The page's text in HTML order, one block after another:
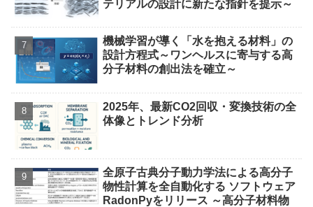
テリアルの設計に新たな指針を提示～
機械学習が導く「水を抱える材料」の
設計方程式～ワンヘルスに寄与する高
分子材料の創出法を確立～
2025年、最新CO2回収・変換技術の全
体像とトレンド分析
全原子古典分子動力学法による高分子
物性計算を全自動化する ソフトウェア
RadonPyをリリース ～高分子材料物